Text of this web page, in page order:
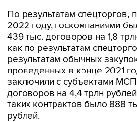
По результатам спецторгов,
2022 году, госкомпаниями
439 тыс. договоров на 1,8
как по результатам
результатам обычных
проведенных в конце 2021
заключили с субъектами
договоров на 4,4 трлн
таких контрактов было 888
рублей.